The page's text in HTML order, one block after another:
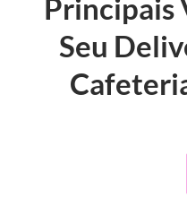
Principais
Seu